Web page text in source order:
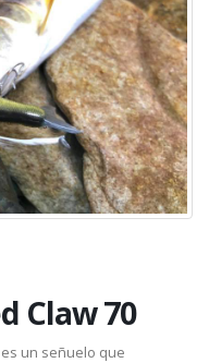
Claw 70
un señuelo que